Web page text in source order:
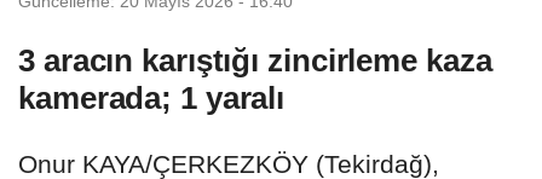
3 aracın karıştığı zincirleme kaza
kamerada; 1 yaralı
Onur KAYA/ÇERKEZKÖY (Tekirdağ),